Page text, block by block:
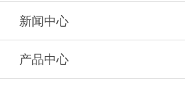
新闻中心
产品中心